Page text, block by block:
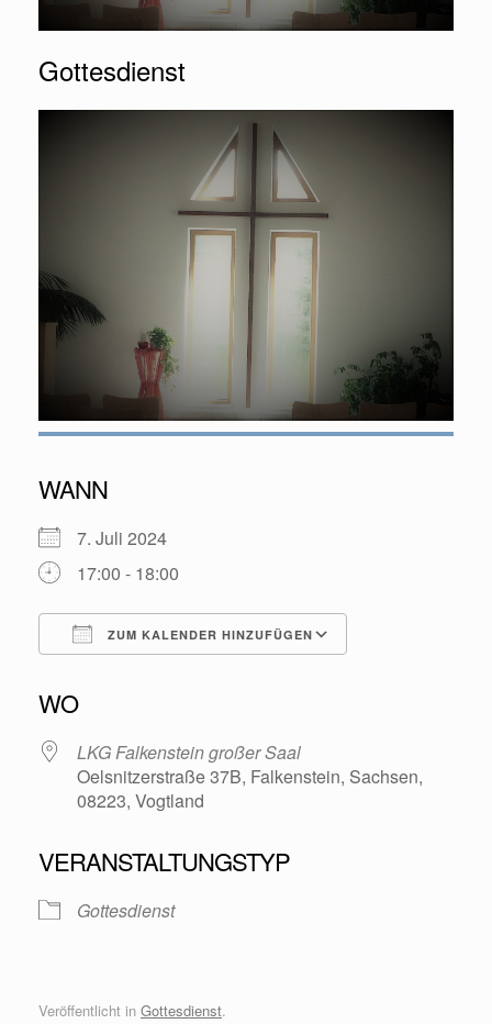
Gottesdienst
WANN
7. Juli 2024
17:00 - 18:00
ZUM KALENDER HINZUFÜGEN
WO
LKG Falkenstein großer Saal
Oelsnitzerstraße 37B, Falkenstein, Sachsen,
08223, Vogtland
VERANSTALTUNGSTYP
Gottesdienst
Veröffentlicht in Gottesdienst.